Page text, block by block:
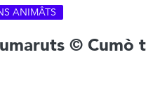
ANIMÂTS
© Cumò